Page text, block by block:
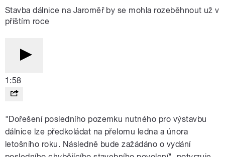
Stavba dálnice na Jaroměř by se mohla rozeběhnout už v
příštím roce
1:58
"Dořešení posledního pozemku nutného pro výstavbu
dálnice lze předkoládat na přelomu ledna a února
letošního roku. Následně bude zažádáno o vydání